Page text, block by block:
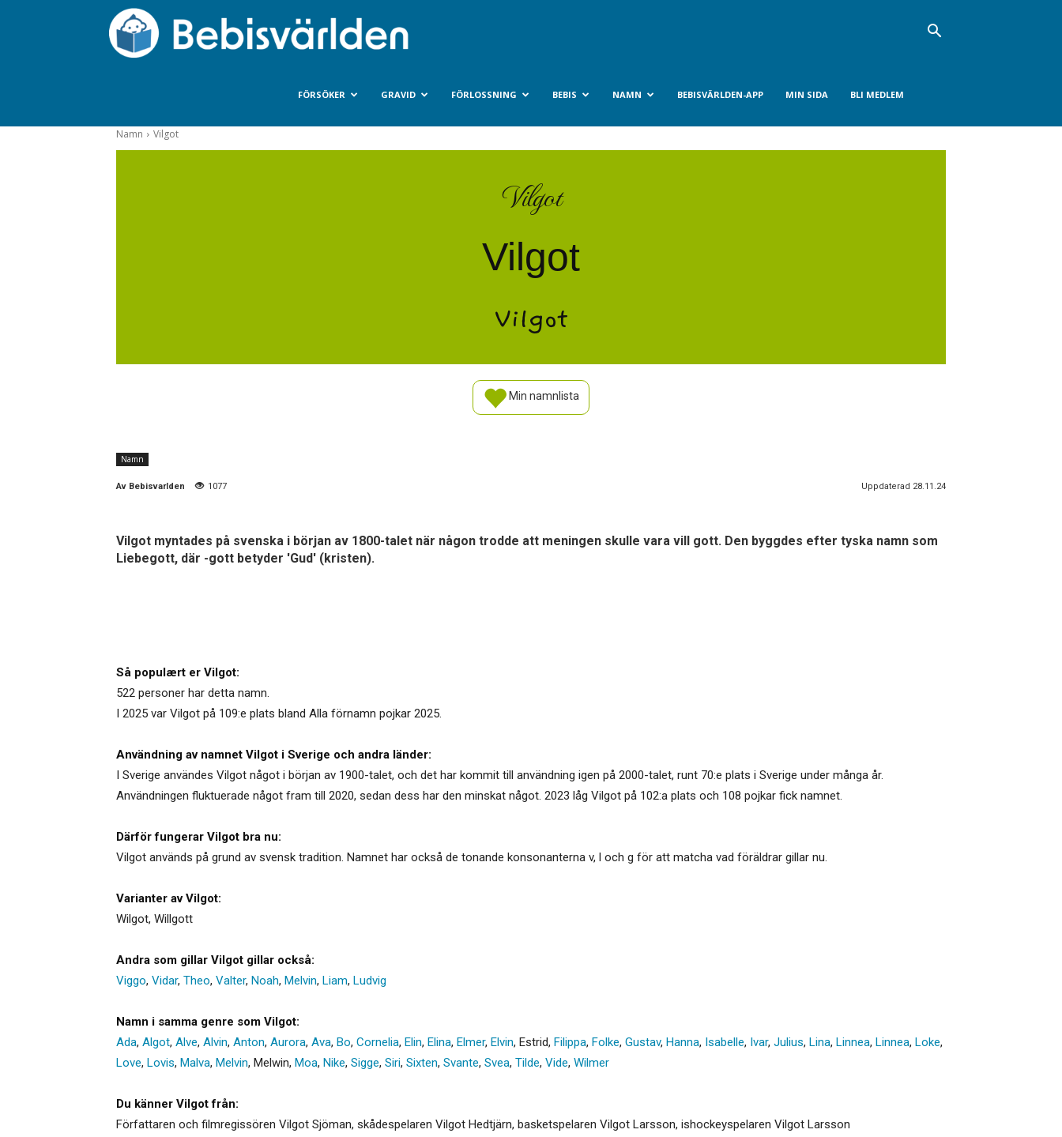
FÖRSÖKER GRAVID FÖRLOSSNING BEBIS NAMN BEBISVÄRLDEN-APP MIN SIDA BLI MEDLEM
Namn Vilgot
Vilgot
Vilgot
Vilgot
Min namnlista
Namn
Av Bebisvarlden 1077 Uppdaterad 28.11.24
Vilgot myntades på svenska i början av 1800-talet när någon trodde att meningen skulle vara vill gott. Den byggdes efter tyska namn som
Liebegott, där -gott betyder 'Gud' (kristen).
Så populært er Vilgot:
522 personer har detta namn.
I 2025 var Vilgot på 109:e plats bland Alla förnamn pojkar 2025.
Användning av namnet Vilgot i Sverige och andra länder:
I Sverige användes Vilgot något i början av 1900-talet, och det har kommit till användning igen på 2000-talet, runt 70:e plats i Sverige under många år.
Användningen fluktuerade något fram till 2020, sedan dess har den minskat något. 2023 låg Vilgot på 102:a plats och 108 pojkar fick namnet.
Därför fungerar Vilgot bra nu:
Vilgot används på grund av svensk tradition. Namnet har också de tonande konsonanterna v, l och g för att matcha vad föräldrar gillar nu.
Varianter av Vilgot:
Wilgot, Willgott
Andra som gillar Vilgot gillar också:
Viggo, Vidar, Theo, Valter, Noah, Melvin, Liam, Ludvig
Namn i samma genre som Vilgot:
Ada, Algot, Alve, Alvin, Anton, Aurora, Ava, Bo, Cornelia, Elin, Elina, Elmer, Elvin, Estrid, Filippa, Folke, Gustav, Hanna, Isabelle, Ivar, Julius, Lina, Linnea, Linnea, Loke,
Love, Lovis, Malva, Melvin, Melwin, Moa, Nike, Sigge, Siri, Sixten, Svante, Svea, Tilde, Vide, Wilmer
Du känner Vilgot från:
Författaren och filmregissören Vilgot Sjöman, skådespelaren Vilgot Hedtjärn, basketspelaren Vilgot Larsson, ishockeyspelaren Vilgot Larsson